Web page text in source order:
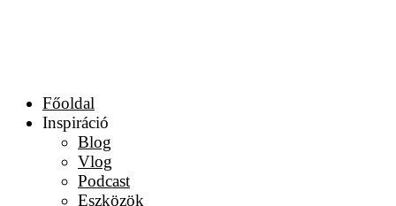
Főoldal
Inspiráció
Blog
Vlog
Podcast
Eszközök